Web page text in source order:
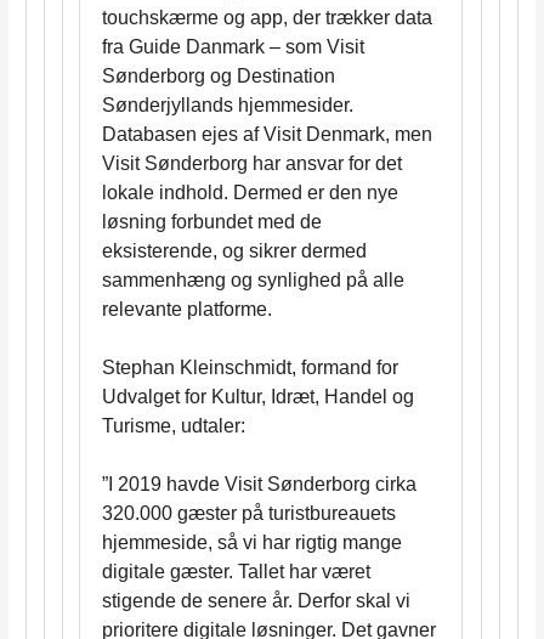
touchskærme og app, der trækker data
fra Guide Danmark – som Visit
Sønderborg og Destination
Sønderjyllands hjemmesider.
Databasen ejes af Visit Denmark, men
Visit Sønderborg har ansvar for det
lokale indhold. Dermed er den nye
løsning forbundet med de
eksisterende, og sikrer dermed
sammenhæng og synlighed på alle
relevante platforme.
Stephan Kleinschmidt, formand for
Udvalget for Kultur, Idræt, Handel og
Turisme, udtaler:
”I 2019 havde Visit Sønderborg cirka
320.000 gæster på turistbureauets
hjemmeside, så vi har rigtig mange
digitale gæster. Tallet har været
stigende de senere år. Derfor skal vi
prioritere digitale løsninger. Det gavner